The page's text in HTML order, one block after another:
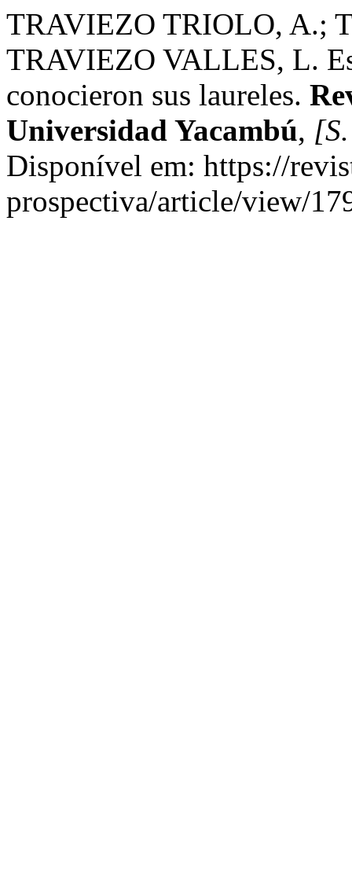
TRAVIEZO TRIOLO, A.;
TRAVIEZO VALLES, L.
conocieron sus laureles.
Universidad Yacambú,
Disponível em: https://
prospectiva/article/view/